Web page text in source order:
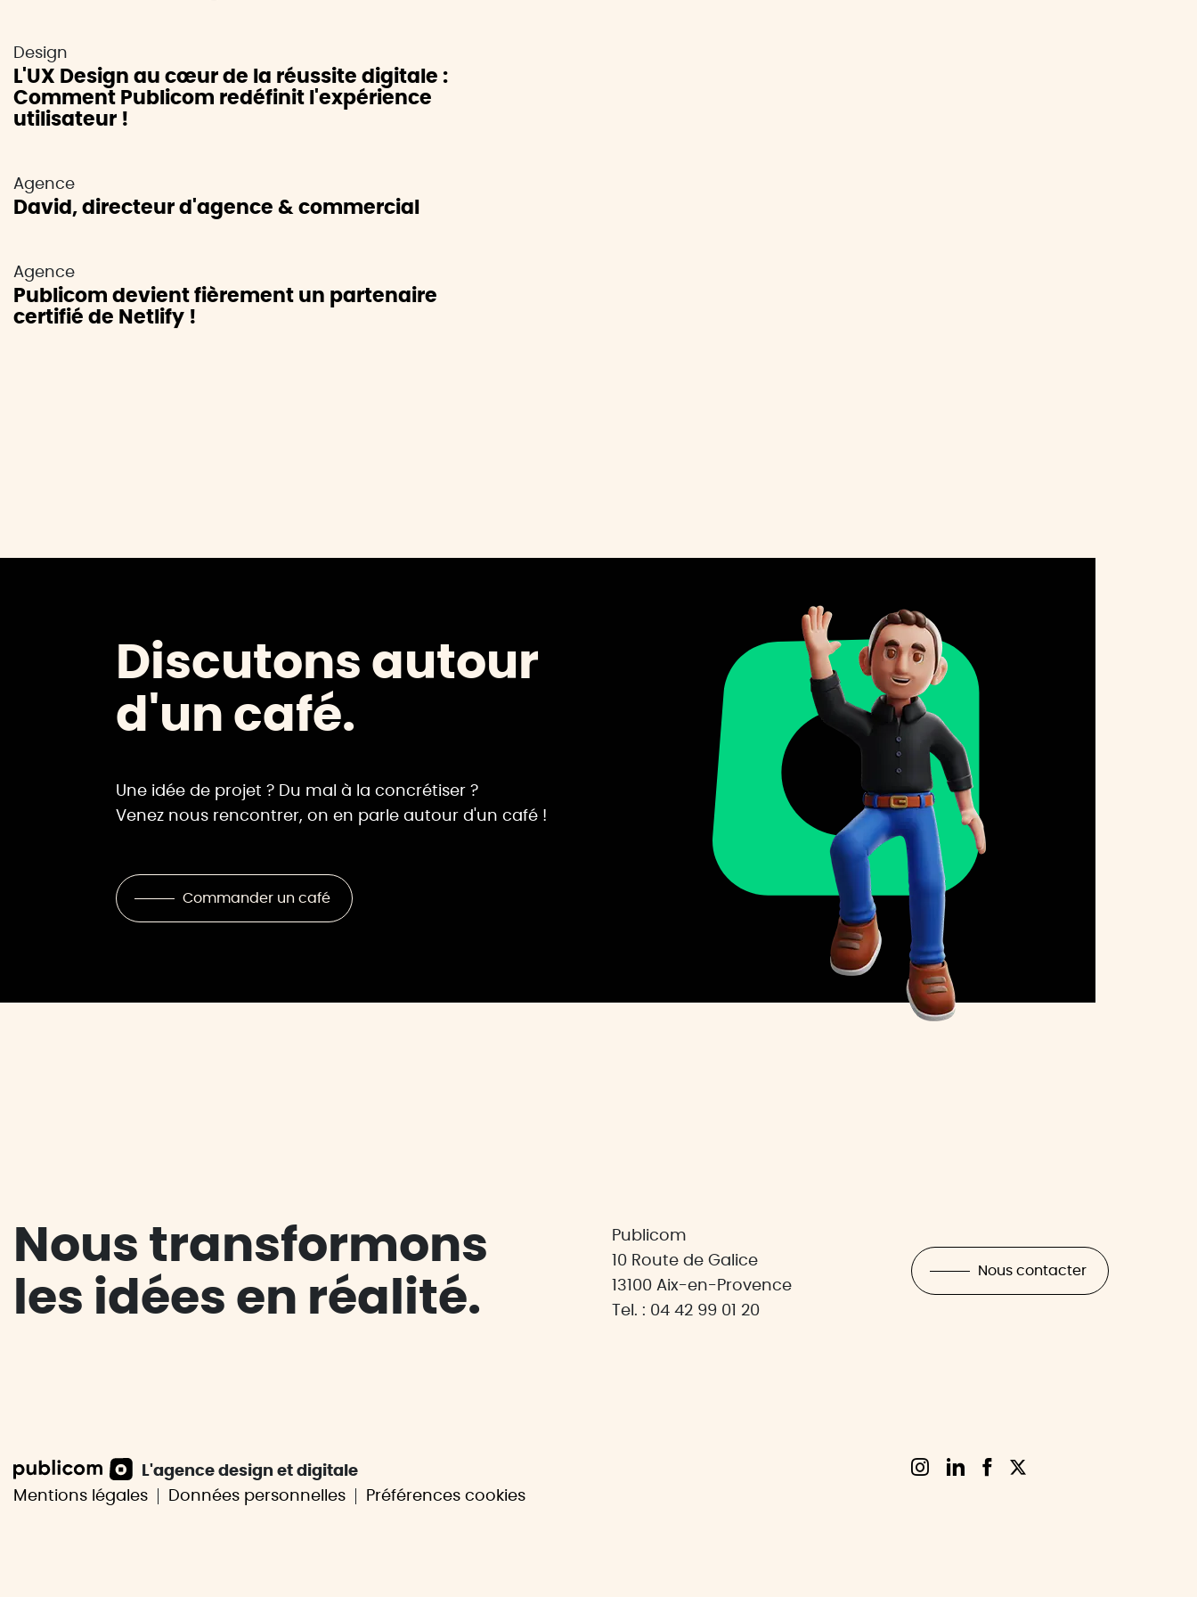
Design
L'UX Design au cœur de la réussite digitale :
Comment Publicom redéfinit l'expérience
utilisateur !
Agence
David, directeur d'agence & commercial
Agence
Publicom devient fièrement un partenaire
certifié de Netlify !
Discutons autour
d'un café.
Une idée de projet ? Du mal à la concrétiser ?
Venez nous rencontrer, on en parle autour d'un café !
Commander un café
Nous transformons
les idées en réalité.
Publicom
10 Route de Galice
13100 Aix-en-Provence
Tel. : 04 42 99 01 20
Nous contacter
L'agence design et digitale
Mentions légales Données personnelles Préférences cookies